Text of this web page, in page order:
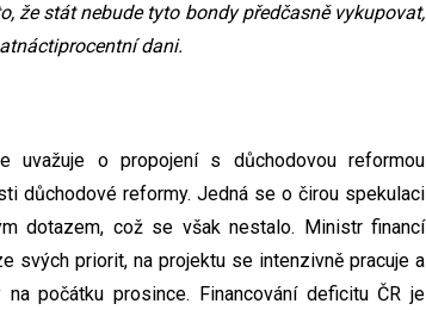
že stát nebude tyto bondy předčasně vykupovat,
dani.
uvažuje o propojení s důchodovou reformou
důchodové reformy. Jedná se o čirou spekulaci
dotazem, což se však nestalo. Ministr financí
svých priorit, na projektu se intenzivně pracuje a
počátku prosince. Financování deficitu ČR je